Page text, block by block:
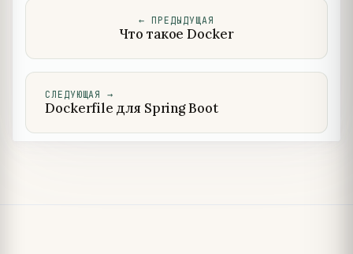
← ПРЕДЫДУЩАЯ
Что такое Docker
СЛЕДУЮЩАЯ →
Dockerfile для Spring Boot